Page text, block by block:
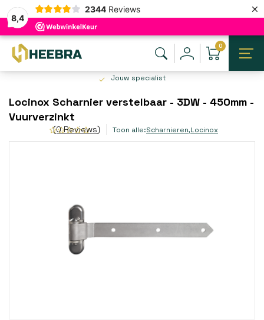
8,4
2344 Reviews ×
0
Jouw specialist
Locinox Scharnier verstelbaar - 3DW - 450mm -
Vuurverzinkt
(0 Reviews) Toon alle:Scharnieren,Locinox